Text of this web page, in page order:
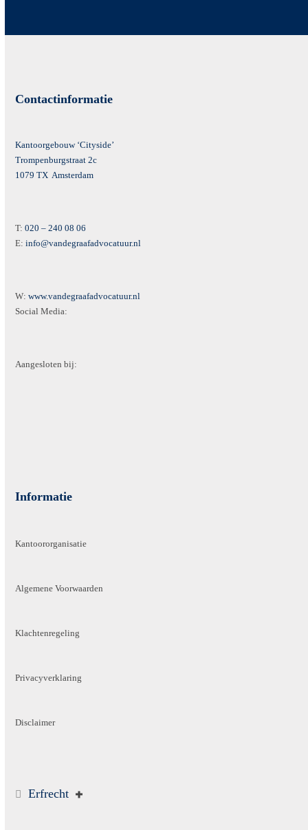
Contactinformatie
Kantoorgebouw ‘Cityside’
Trompenburgstraat 2c
1079 TX Amsterdam
T:020 – 240 08 06
E:info@vandegraafadvocatuur.nl
W:www.vandegraafadvocatuur.nl
Social Media:
Aangesloten bij:
Informatie
Kantoororganisatie
Algemene Voorwaarden
Klachtenregeling
Privacyverklaring
Disclaimer
Erfrecht